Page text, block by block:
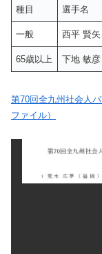
種目 選手名
一般 西平 賢矢
65歳以上 下地 敏彦
第70回全九州社会人
ファイル）